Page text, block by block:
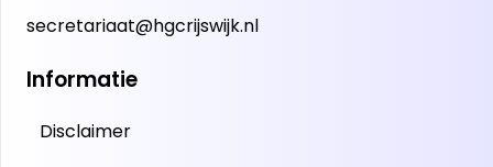
secretariaat@hgcrijswijk.nl
Informatie
Disclaimer